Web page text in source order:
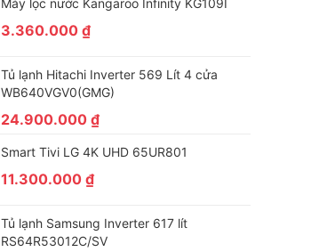
Máy lọc nước Kangaroo Infinity KG109I
3.360.000₫
Tủ lạnh Hitachi Inverter 569 Lít 4 cửa
WB640VGV0(GMG)
24.900.000₫
Smart Tivi LG 4K UHD 65UR801
11.300.000₫
Tủ lạnh Samsung Inverter 617 lít
RS64R53012C/SV